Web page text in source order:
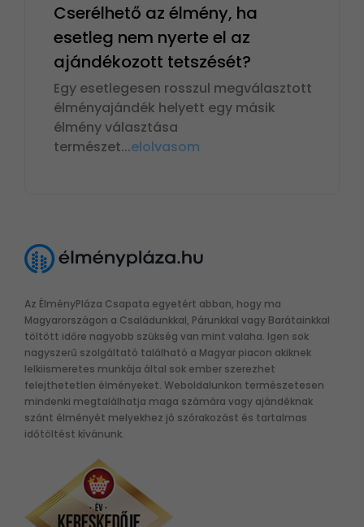
Cserélhető az élmény, ha
esetleg nem nyerte el az
ajándékozott tetszését?
Egy esetlegesen rosszul megválasztott
élményajándék helyett egy másik
élmény választása
természet...elolvasom
Az ÉlményPláza Csapata egyetért abban, hogy ma
Magyarországon a Családunkkal, Párunkkal vagy Barátainkkal
töltött időre nagyobb szükség van mint valaha. Igen sok
nagyszerű szolgáltató található a Magyar piacon akiknek
lelkiismeretes munkája által sok ember szerezhet
felejthetetlen élményeket. Weboldalunkon természetesen
mindenki megtalálhatja maga számára vagy ajándéknak
szánt élményét melyekhez jó szórakozást és tartalmas
időtöltést kívánunk.